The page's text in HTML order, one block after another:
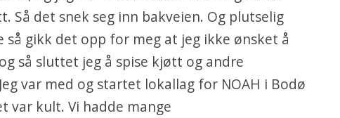
Så det snek seg inn bakveien. Og plutselig
så gikk det opp for meg at jeg ikke ønsket å
så sluttet jeg å spise kjøtt og andre
var med og startet lokallag for NOAH i Bodø
var kult. Vi hadde mange